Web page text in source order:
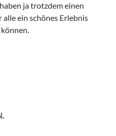
ja trotzdem einen
ein schönes Erlebnis